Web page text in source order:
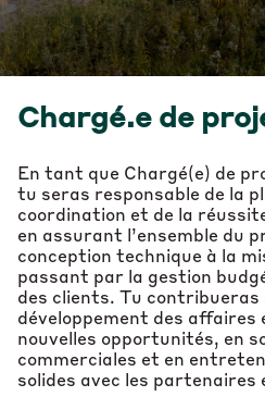
Chargé.e de
En tant que Chargé(e) de
tu seras responsable de la
coordination et de la
en assurant l’ensemble du
conception technique à la
passant par la gestion
des clients. Tu contribueras
développement des affaires
nouvelles opportunités, en
commerciales et en
solides avec les partenaires